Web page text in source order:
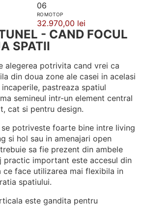
06
ROMOTOP
32.970,00 lei
- CAND FOCUL
SPATII
alegerea potrivita cand vrei ca
din doua zone ale casei in acelasi
pastreaza spatiul
semineul intr-un element central
cat si pentru design.
potriveste foarte bine intre living
si hol sau in amenajari open
sa fie prezent din ambele
practic important este accesul din
ce face utilizarea mai flexibila in
spatiului.
este gandita pentru